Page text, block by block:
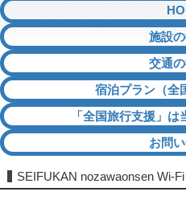
施設
交通
宿泊プラン（全
「全国旅行支援」
お問
SEIFUKAN nozawaonsen Wi-